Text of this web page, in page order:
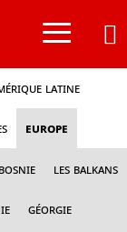
≡
latine
Europe
Bosnie Les Balkans
Géorgie